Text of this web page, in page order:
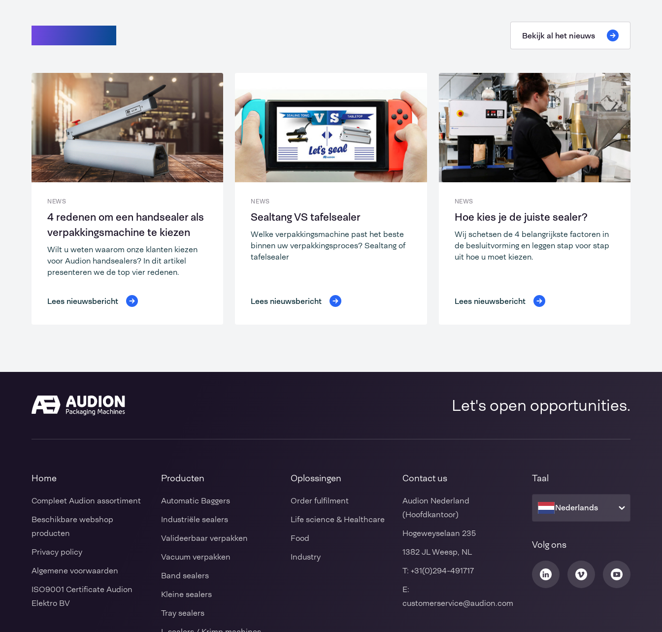
Bekijk al het nieuws
NEWS
4 redenen om een handsealer als
verpakkingsmachine te kiezen
Wilt u weten waarom onze klanten kiezen
voor Audion handsealers? In dit artikel
presenteren we de top vier redenen.
Lees nieuwsbericht
NEWS
Sealtang VS tafelsealer
Welke verpakkingsmachine past het beste
binnen uw verpakkingsproces? Sealtang of
tafelsealer
Lees nieuwsbericht
NEWS
Hoe kies je de juiste sealer?
Wij schetsen de 4 belangrijkste factoren in
de besluitvorming en leggen stap voor stap
uit hoe u moet kiezen.
Lees nieuwsbericht
Let's open opportunities.
Home
Compleet Audion assortiment
Beschikbare webshop
producten
Privacy policy
Algemene voorwaarden
ISO9001 Certificate Audion
Elektro BV
Producten
Automatic Baggers
Industriële sealers
Valideerbaar verpakken
Vacuum verpakken
Band sealers
Kleine sealers
Tray sealers
Oplossingen
Order fulfilment
Life science & Healthcare
Food
Industry
Contact us
Audion Nederland
(Hoofdkantoor)
Hogeweyselaan 235
1382 JL Weesp, NL
T: +31(0)294-491717
E:
customerservice@audion.com
Taal
Nederlands
Volg ons